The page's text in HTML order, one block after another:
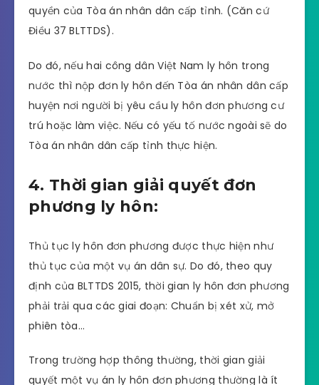
quyền của Tòa án nhân dân cấp tỉnh. (Căn cứ
Điều 37 BLTTDS).
Do đó, nếu hai công dân Việt Nam ly hôn trong
nước thì nộp đơn ly hôn đến Tòa án nhân dân cấp
huyện nơi người bị yêu cầu ly hôn đơn phương cư
trú hoặc làm việc. Nếu có yếu tố nước ngoài sẽ do
Tòa án nhân dân cấp tỉnh thực hiện.
4. Thời gian giải quyết đơn
phương ly hôn:
Thủ tục ly hôn đơn phương được thực hiện như
thủ tục của một vụ án dân sự. Do đó, theo quy
định của BLTTDS 2015, thời gian ly hôn đơn phương
phải trải qua các giai đoạn: Chuẩn bị xét xử, mở
phiên tòa…
Trong trường hợp thông thường, thời gian giải
quyết một vụ án ly hôn đơn phương thường là ít